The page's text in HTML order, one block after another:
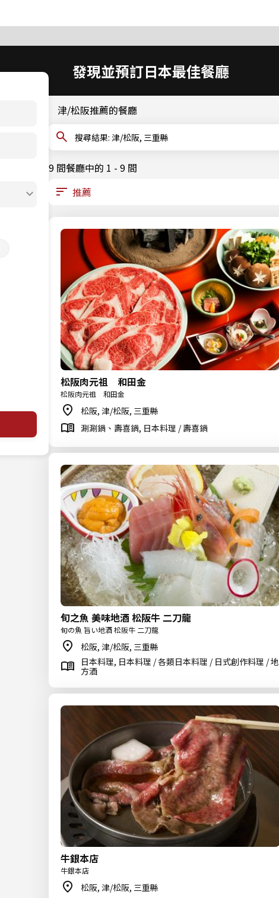
發現並預訂日本最佳餐廳
津/松阪推薦的餐廳
搜尋結果: 津/松阪, 三重縣
9 間餐廳中的 1 - 9 間
松阪肉元祖 和田金
松阪肉元祖 和田金
松阪, 津/松阪, 三重縣
涮涮鍋、壽喜鍋, 日本料理 / 壽喜鍋
旬之魚 美味地酒 松阪牛 二刀龍
旬の魚 旨い地酒 松阪牛 二刀龍
松阪, 津/松阪, 三重縣
日本料理, 日本料理 / 各類日本料理 / 日式創作料理 / 地
方酒
牛銀本店
牛銀本店
松阪, 津/松阪, 三重縣